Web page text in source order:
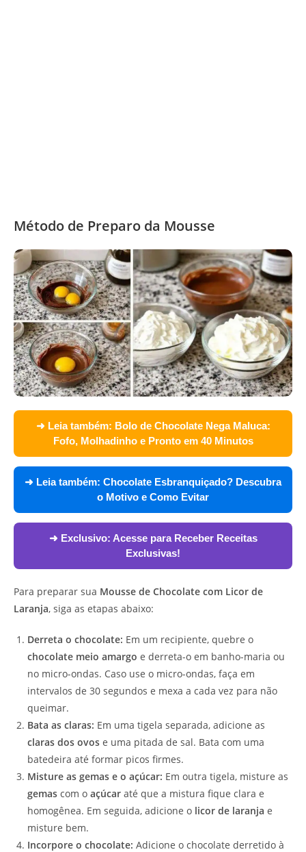
Método de Preparo da Mousse
➜ Leia também: Bolo de Chocolate Nega Maluca:
Fofo, Molhadinho e Pronto em 40 Minutos
➜ Leia também: Chocolate Esbranquiçado? Descubra
o Motivo e Como Evitar
➜ Exclusivo: Acesse para Receber Receitas
Exclusivas!
Para preparar sua Mousse de Chocolate com Licor de
Laranja, siga as etapas abaixo:
Derreta o chocolate: Em um recipiente, quebre o
chocolate meio amargo e derreta-o em banho-maria ou
no micro-ondas. Caso use o micro-ondas, faça em
intervalos de 30 segundos e mexa a cada vez para não
queimar.
Bata as claras: Em uma tigela separada, adicione as
claras dos ovos e uma pitada de sal. Bata com uma
batedeira até formar picos firmes.
Misture as gemas e o açúcar: Em outra tigela, misture as
gemas com o açúcar até que a mistura fique clara e
homogênea. Em seguida, adicione o licor de laranja e
misture bem.
Incorpore o chocolate: Adicione o chocolate derretido à